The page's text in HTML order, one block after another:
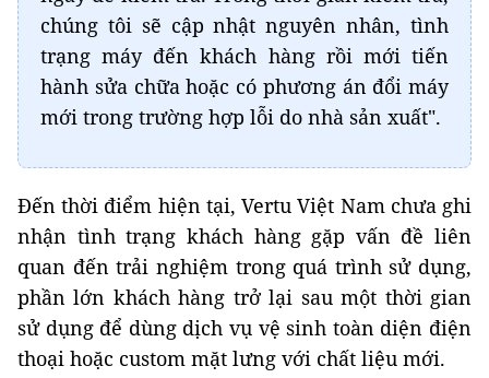
chúng tôi sẽ cập nhật nguyên nhân, tình
trạng máy đến khách hàng rồi mới tiến
hành sửa chữa hoặc có phương án đổi máy
mới trong trường hợp lỗi do nhà sản xuất".
Đến thời điểm hiện tại, Vertu Việt Nam chưa ghi
nhận tình trạng khách hàng gặp vấn đề liên
quan đến trải nghiệm trong quá trình sử dụng,
phần lớn khách hàng trở lại sau một thời gian
sử dụng để dùng dịch vụ vệ sinh toàn diện điện
thoại hoặc custom mặt lưng với chất liệu mới.